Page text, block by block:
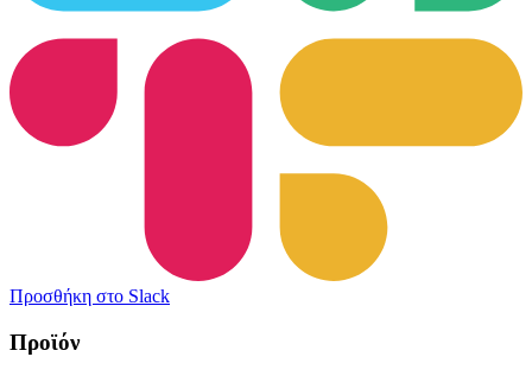
Προσθήκη στο Slack
Προϊόν